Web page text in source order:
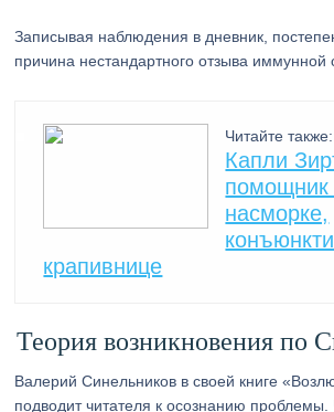
Записывая наблюдения в дневник,
причина нестандартного отзыва иммунной
Читайте также:
Капли
помощник
насморке,
крапивнице
Теория возникновения по
Валерий Синельников в своей книге
подводит читателя к осознанию проблемы.